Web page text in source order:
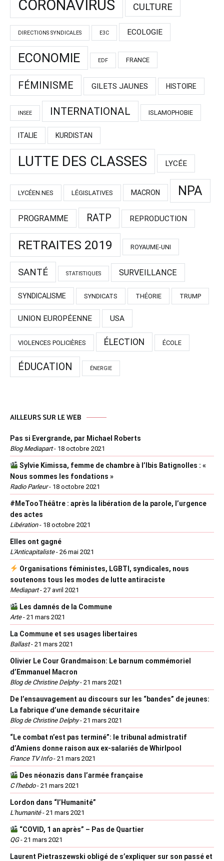
CORONAVIRUS CULTURE
DIRECTIONS SYNDICALES E3C ECOLOGIE
ECONOMIE EDF FRANCE
FÉMINISME GILETS JAUNES HISTOIRE
INSEE INTERNATIONAL ISLAMOPHOBIE
ITALIE KURDISTAN
LUTTE DES CLASSES LYCÉE
LYCÉEN.NES LÉGISLATIVES MACRON NPA
PROGRAMME RATP REPRODUCTION
RETRAITES 2019 ROYAUME-UNI
SANTÉ STATISTIQUES SURVEILLANCE
SYNDICALISME SYNDICATS THÉORIE TRUMP
UNION EUROPÉENNE USA
VIOLENCES POLICIÈRES ÉLECTION ÉCOLE
ÉDUCATION ÉNERGIE
AILLEURS SUR LE WEB
Pas si Evergrande, par Michael Roberts
Blog Mediapart- 18 octobre 2021
Sylvie Kimissa, femme de chambre à l’Ibis Batignolles : «
Nous sommes les fondations »
Radio Parleur- 18 octobre 2021
#MeTooThéâtre : après la libération de la parole, l’urgence
des actes
Libération- 18 octobre 2021
Elles ont gagné
L'Anticapitaliste- 26 mai 2021
Organisations féministes, LGBTI, syndicales, nous
soutenons tous les modes de lutte antiraciste
Mediapart- 27 avril 2021
Les damnés de la Commune
Arte- 21 mars 2021
La Commune et ses usages libertaires
Ballast- 21 mars 2021
Olivier Le Cour Grandmaison: Le barnum commémoriel
d’Emmanuel Macron
Blog de Christine Delphy- 21 mars 2021
De l’ensauvagement au discours sur les “bandes” de jeunes:
La fabrique d’une demande sécuritaire
Blog de Christine Delphy- 21 mars 2021
“Le combat n’est pas terminé”: le tribunal admistratif
d’Amiens donne raison aux ex-salariés de Whirlpool
France TV Info- 21 mars 2021
Des néonazis dans l’armée française
C l'hebdo- 21 mars 2021
Lordon dans “l’Humanité”
L'humanité- 21 mars 2021
“COVID, 1 an après” – Pas de Quartier
QG- 21 mars 2021
Laurent Pietraszewski obligé de s’expliquer sur son passé et